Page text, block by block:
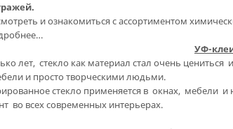
и ознакомиться с ассортиментом
УФ-
лет, стекло как материал стал очень цениться
и просто творческими людьми.
стекло применяется в окнах, мебели
во всех современных интерьерах.